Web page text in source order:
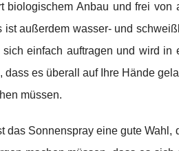
biologischem Anbau und frei
außerdem wasser- und
einfach auftragen und wird in
es überall auf Ihre Hände
müssen.
das Sonnenspray eine gute